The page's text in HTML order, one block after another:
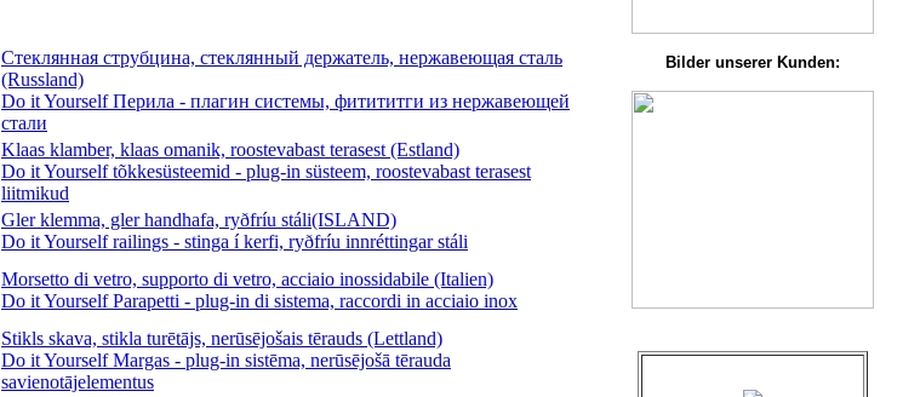
Стеклянная струбцина, стеклянный держатель, нержавеющая сталь
(Russland)
Do it Yourself Перила - плагин системы, фитититги из нержавеющей
стали
Klaas klamber, klaas omanik, roostevabast terasest (Estland)
Do it Yourself tõkkesüsteemid - plug-in süsteem, roostevabast terasest
liitmikud
Gler klemma, gler handhafa, ryðfríu stáli(ISLAND)
Do it Yourself railings - stinga í kerfi, ryðfríu innréttingar stáli
Morsetto di vetro, supporto di vetro, acciaio inossidabile (Italien)
Do it Yourself Parapetti - plug-in di sistema, raccordi in acciaio inox
Stikls skava, stikla turētājs, nerūsējošais tērauds (Lettland)
Do it Yourself Margas - plug-in sistēma, nerūsējošā tērauda
savienotājelementus
Bilder unserer Kunden: